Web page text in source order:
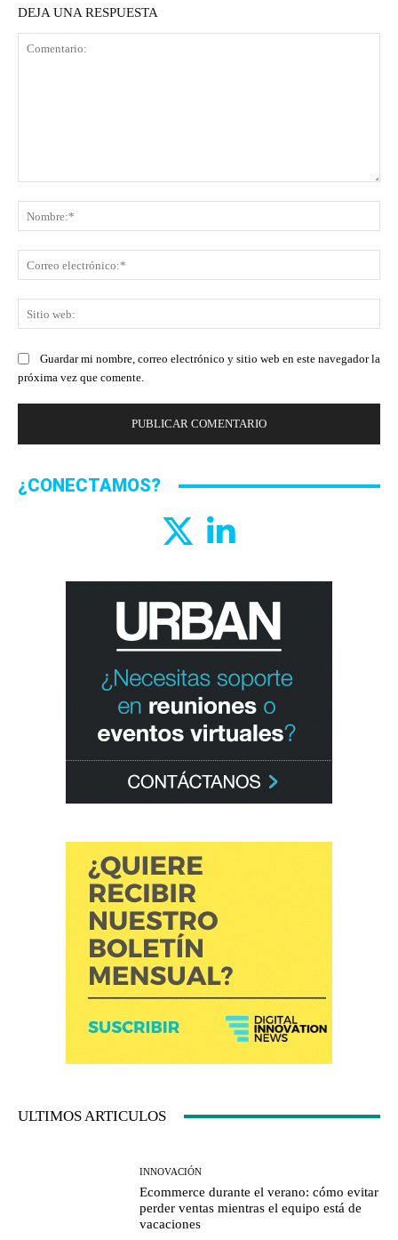
DEJA UNA RESPUESTA
Guardar mi nombre, correo electrónico y sitio web en este navegador la
próxima vez que comente.
¿CONECTAMOS?
ULTIMOS ARTICULOS
INNOVACIÓN
Ecommerce durante el verano: cómo evitar
perder ventas mientras el equipo está de
vacaciones